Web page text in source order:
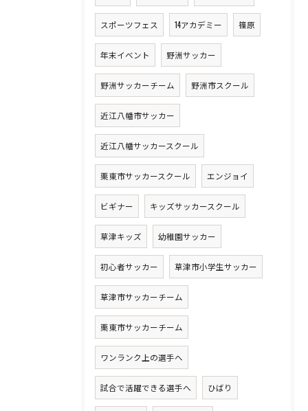
スポーツフェス 14アカデミー 篠原
年末イベント 野洲サッカー
野洲サッカーチーム 野洲市スクール
近江八幡市サッカー
近江八幡サッカースクール
栗東市サッカースクール エンジョイ
ビギナー キッズサッカースクール
草津キッズ 幼稚園サッカー
初心者サッカー 草津市小学生サッカー
草津市サッカーチーム
栗東市サッカーチーム
ワンランク上の選手へ
試合で活躍できる選手へ ひばり